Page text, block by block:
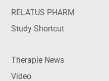
RELATUS PHARM
Study Shortcut
Therapie News
Video